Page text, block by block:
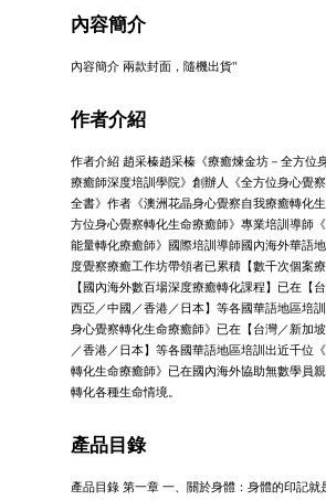
內容簡介
內容簡介 兩款封面，隨機出貨"
作者介紹
作者介紹 趙采榛趙采榛《療癒煉金坊－全方位
療癒師深度培訓學院》創辦人《全方位身心覺
全書》作者《澳洲花晶身心覺察自我療癒轉化
方位身心覺察轉化生命療癒師》專業培訓導師
能量轉化療癒師》國際培訓導師國內海外華語
度覺察療癒工作坊帶領者已累積【數千次個案
【國內海外數百場深度療癒轉化課程】已在【
西亞／中國／香港／日本】等各國華語地區培
身心覺察轉化生命療癒師》已在【台灣／新加
／香港／日本】等各國華語地區培訓出近千位
轉化生命療癒師》已在國內海外協助無數學員親
轉化各種生命情境。
產品目錄
產品目錄 第一章 一、關於身體：身體的印記就